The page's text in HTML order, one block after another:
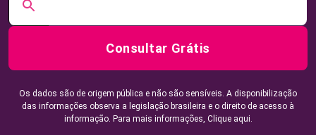
Consultar Grátis
Os dados são de origem pública e não são sensíveis. A disponibilização
das informações observa a legislação brasileira e o direito de acesso à
informação. Para mais informações, Clique aqui.